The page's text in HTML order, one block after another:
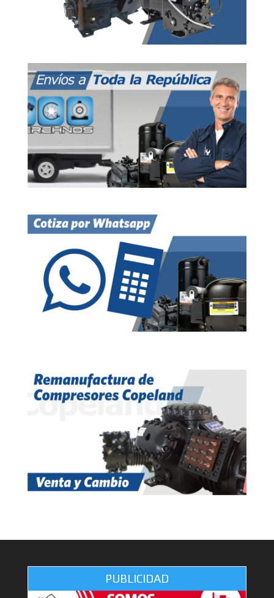
PUBLICIDAD